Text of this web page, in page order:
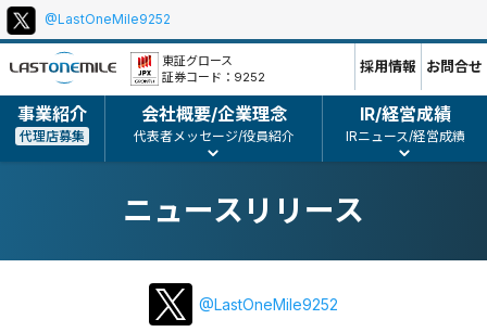
本
文
ポ
リ
ー、
コ
ピ
ト
東証グロース
証券コード：9252
事業紹介
代理店募集
会社概要/企業理念
代表者メッセージ/役員紹介
IR/経営成績
IRニュース/経営成績
採用情報 お問合せ
@LastOneMile9252
ニュースリリース
@LastOneMile9252